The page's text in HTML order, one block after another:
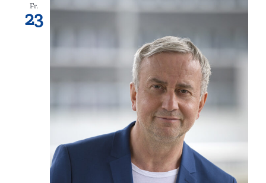
Fr.
23